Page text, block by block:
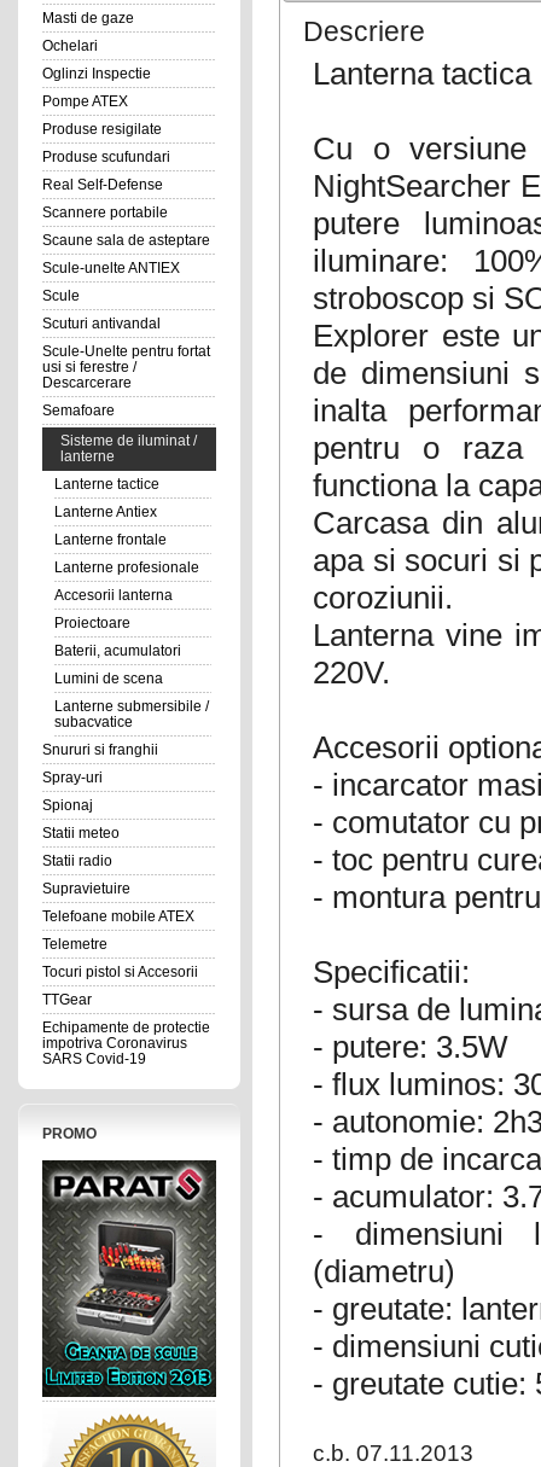
Masti de gaze
Ochelari
Oglinzi Inspectie
Pompe ATEX
Produse resigilate
Produse scufundari
Real Self-Defense
Scannere portabile
Scaune sala de asteptare
Scule-unelte ANTIEX
Scule
Scuturi antivandal
Scule-Unelte pentru fortat
usi si ferestre /
Descarcerare
Semafoare
Sisteme de iluminat /
lanterne
Lanterne tactice
Lanterne Antiex
Lanterne frontale
Lanterne profesionale
Accesorii lanterna
Proiectoare
Baterii, acumulatori
Lumini de scena
Lanterne submersibile /
subacvatice
Snururi si franghii
Spray-uri
Spionaj
Statii meteo
Statii radio
Supravietuire
Telefoane mobile ATEX
Telemetre
Tocuri pistol si Accesorii
TTGear
Echipamente de protectie
impotriva Coronavirus
SARS Covid-19
PROMO
Descriere
Lanterna
Cu o versiune
NightSearcher
putere
iluminare:
stroboscop si
Explorer este
de dimensiuni
inalta
pentru o raza
functiona la
Carcasa din
apa si socuri si
coroziunii.
Lanterna vine
220V.
Accesorii
- incarcator
- comutator cu
- toc pentru
- montura
Specificatii:
- sursa de
- putere: 3.5W
- flux luminos:
- autonomie:
- timp de
- acumulator:
- dimensiuni
(diametru)
- greutate:
- dimensiuni
- greutate cutie:
c.b. 07.11.2013